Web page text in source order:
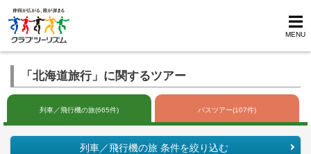
MENU
「北海道旅行」に関するツアー
列車／飛行機の旅(665件) バスツアー(107件)
列車／飛行機の旅 条件を絞り込む